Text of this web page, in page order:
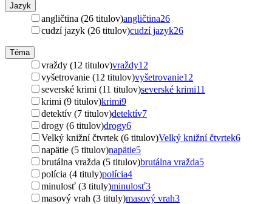
Jazyk
angličtina (26 titulov)angličtina26
cudzí jazyk (26 titulov)cudzí jazyk26
Téma
vraždy (12 titulov)vraždy12
vyšetrovanie (12 titulov)vyšetrovanie12
severské krimi (11 titulov)severské krimi11
krimi (9 titulov)krimi9
detektív (7 titulov)detektív7
drogy (6 titulov)drogy6
Velký knižní čtvrtek (6 titulov)Velký knižní čtvrtek6
napätie (5 titulov)napätie5
brutálna vražda (5 titulov)brutálna vražda5
polícia (4 tituly)polícia4
minulosť (3 tituly)minulosť3
masový vrah (3 tituly)masový vrah3